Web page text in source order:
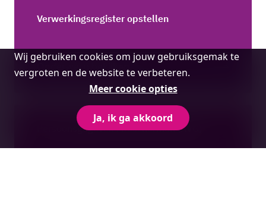
Cookie
melding
Wij gebruiken cookies om jouw gebruiksgemak te
vergroten en de website te verbeteren.
Meer cookie opties
Ja, ik ga akkoord
Verwerkingsregister opstellen
Onderwerp bekijken
Persoonsgegevens beschermen (AVG)